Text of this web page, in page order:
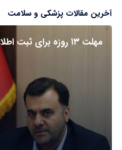
آخرین مقالات پزشکی و سلامت
مهلت ۱۳ روزه برای ثبت اطلاعات کالاهای پزشکی